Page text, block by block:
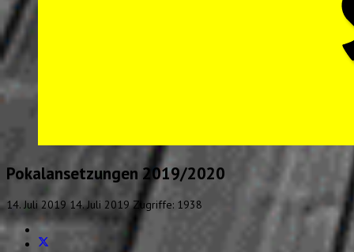
Pokalansetzungen 2019/2020
14. Juli 2019 14. Juli 2019Zugriffe: 1938